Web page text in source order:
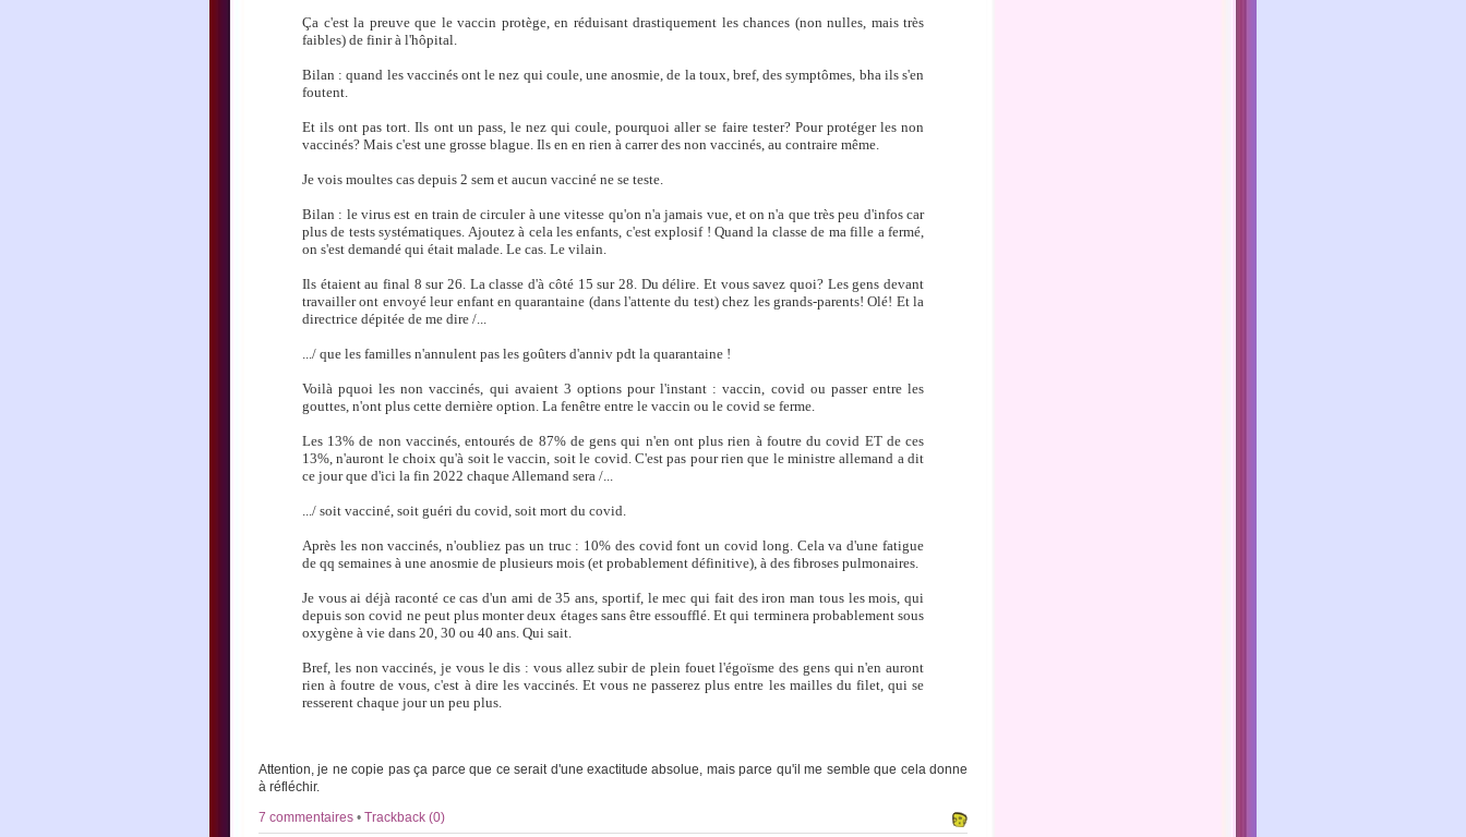
Ça c'est la preuve que le vaccin protège, en réduisant drastiquement les chances (non nulles, mais très
faibles) de finir à l'hôpital.
Bilan : quand les vaccinés ont le nez qui coule, une anosmie, de la toux, bref, des symptômes, bha ils s'en
foutent.
Et ils ont pas tort. Ils ont un pass, le nez qui coule, pourquoi aller se faire tester? Pour protéger les non
vaccinés? Mais c'est une grosse blague. Ils en en rien à carrer des non vaccinés, au contraire même.
Je vois moultes cas depuis 2 sem et aucun vacciné ne se teste.
Bilan : le virus est en train de circuler à une vitesse qu'on n'a jamais vue, et on n'a que très peu d'infos car
plus de tests systématiques. Ajoutez à cela les enfants, c'est explosif ! Quand la classe de ma fille a fermé,
on s'est demandé qui était malade. Le cas. Le vilain.
Ils étaient au final 8 sur 26. La classe d'à côté 15 sur 28. Du délire. Et vous savez quoi? Les gens devant
travailler ont envoyé leur enfant en quarantaine (dans l'attente du test) chez les grands-parents! Olé! Et la
directrice dépitée de me dire /...
.../ que les familles n'annulent pas les goûters d'anniv pdt la quarantaine !
Voilà pquoi les non vaccinés, qui avaient 3 options pour l'instant : vaccin, covid ou passer entre les
gouttes, n'ont plus cette dernière option. La fenêtre entre le vaccin ou le covid se ferme.
Les 13% de non vaccinés, entourés de 87% de gens qui n'en ont plus rien à foutre du covid ET de ces
13%, n'auront le choix qu'à soit le vaccin, soit le covid. C'est pas pour rien que le ministre allemand a dit
ce jour que d'ici la fin 2022 chaque Allemand sera /...
.../ soit vacciné, soit guéri du covid, soit mort du covid.
Après les non vaccinés, n'oubliez pas un truc : 10% des covid font un covid long. Cela va d'une fatigue
de qq semaines à une anosmie de plusieurs mois (et probablement définitive), à des fibroses pulmonaires.
Je vous ai déjà raconté ce cas d'un ami de 35 ans, sportif, le mec qui fait des iron man tous les mois, qui
depuis son covid ne peut plus monter deux étages sans être essoufflé. Et qui terminera probablement sous
oxygène à vie dans 20, 30 ou 40 ans. Qui sait.
Bref, les non vaccinés, je vous le dis : vous allez subir de plein fouet l'égoïsme des gens qui n'en auront
rien à foutre de vous, c'est à dire les vaccinés. Et vous ne passerez plus entre les mailles du filet, qui se
resserent chaque jour un peu plus.
Attention, je ne copie pas ça parce que ce serait d'une exactitude absolue, mais parce qu'il me semble que cela donne
à réfléchir.
7 commentaires • Trackback (0)